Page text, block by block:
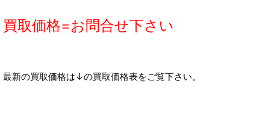
買取価格=お問合せ下さい
最新の買取価格は↓の買取価格表をご覧下さい。